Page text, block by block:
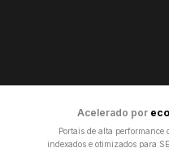
Acelerado por
Portais de alta performance
indexados e otimizados para